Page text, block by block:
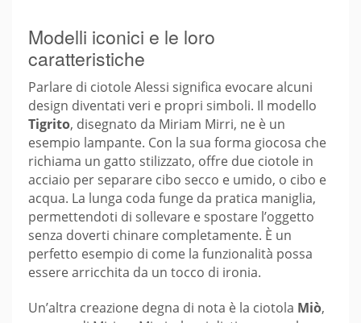
Modelli iconici e le loro
caratteristiche
Parlare di ciotole Alessi significa evocare alcuni
design diventati veri e propri simboli. Il modello
Tigrito, disegnato da Miriam Mirri, ne è un
esempio lampante. Con la sua forma giocosa che
richiama un gatto stilizzato, offre due ciotole in
acciaio per separare cibo secco e umido, o cibo e
acqua. La lunga coda funge da pratica maniglia,
permettendoti di sollevare e spostare l’oggetto
senza doverti chinare completamente. È un
perfetto esempio di come la funzionalità possa
essere arricchita da un tocco di ironia.
Un’altra creazione degna di nota è la ciotola Miò,